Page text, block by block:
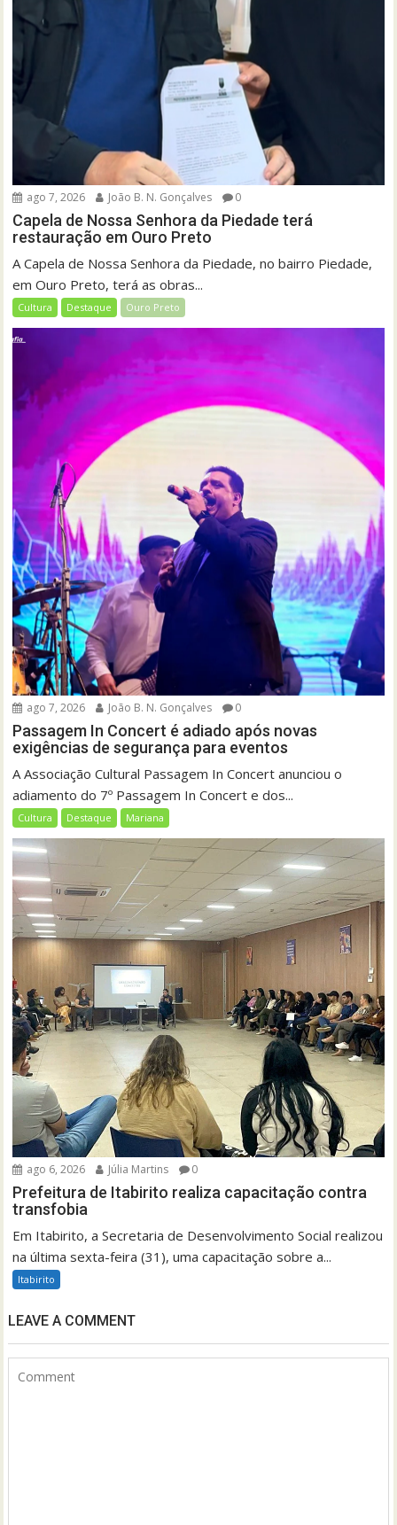
ago 7, 2026 João B. N. Gonçalves 0
Capela de Nossa Senhora da Piedade terá
restauração em Ouro Preto
A Capela de Nossa Senhora da Piedade, no bairro Piedade,
em Ouro Preto, terá as obras...
Cultura Destaque Ouro Preto
ago 7, 2026 João B. N. Gonçalves 0
Passagem In Concert é adiado após novas
exigências de segurança para eventos
A Associação Cultural Passagem In Concert anunciou o
adiamento do 7º Passagem In Concert e dos...
Cultura Destaque Mariana
ago 6, 2026 Júlia Martins 0
Prefeitura de Itabirito realiza capacitação contra
transfobia
Em Itabirito, a Secretaria de Desenvolvimento Social realizou
na última sexta-feira (31), uma capacitação sobre a...
Itabirito
LEAVE A COMMENT